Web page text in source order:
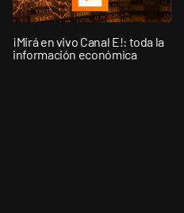
¡Mirá en vivo Canal E!: toda la
información económica